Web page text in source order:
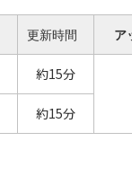
更新時間 ア
約15分
約15分